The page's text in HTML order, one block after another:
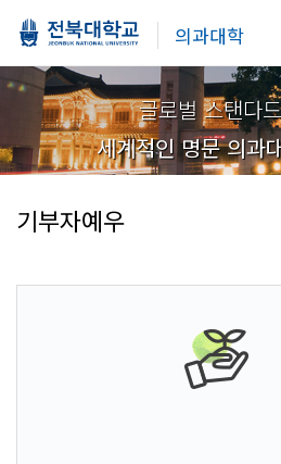
의과대학
글로벌 스탠다
세계적인 명문 의과
기부자예우